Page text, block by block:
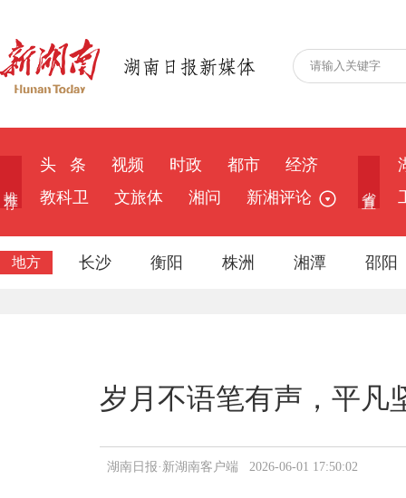
头 条 视频 时政 都市
经济
教科卫
文旅体 湘问 新湘评论
地方 长沙 衡阳 株洲 湘潭 邵阳
岁月不语笔有声，平凡
湖南日报·新湖南客户端 2026-06-01 17:50:02